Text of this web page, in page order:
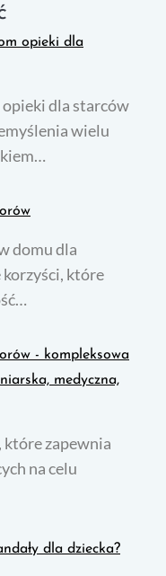
opieki dla
dla starców
wielu
domu dla
korzyści, które
- kompleksowa
medyczna,
które zapewnia
na celu
dla dziecka?